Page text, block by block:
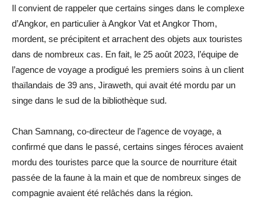
Il convient de rappeler que certains singes dans le complexe
d’Angkor, en particulier à Angkor Vat et Angkor Thom,
mordent, se précipitent et arrachent des objets aux touristes
dans de nombreux cas. En fait, le 25 août 2023, l’équipe de
l’agence de voyage a prodigué les premiers soins à un client
thaïlandais de 39 ans, Jiraweth, qui avait été mordu par un
singe dans le sud de la bibliothèque sud.
Chan Samnang, co-directeur de l’agence de voyage, a
confirmé que dans le passé, certains singes féroces avaient
mordu des touristes parce que la source de nourriture était
passée de la faune à la main et que de nombreux singes de
compagnie avaient été relâchés dans la région.